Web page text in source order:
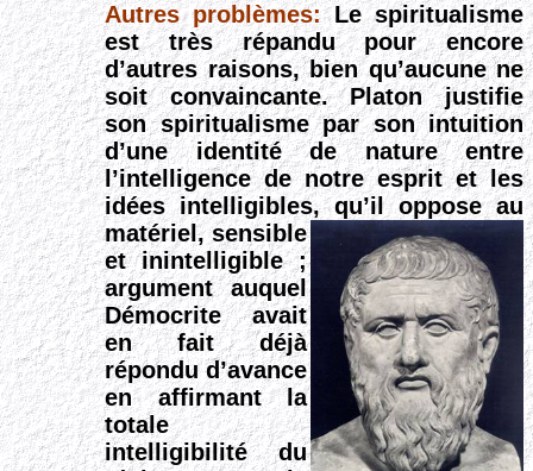
Autres problèmes:Le spiritualisme
est très répandu pour encore
d’autres raisons, bien qu’aucune ne
soit convaincante. Platon justifie
son spiritualisme par son intuition
d’une identité de nature entre
l’intelligence de notre esprit et les
idées intelligibles, qu’il oppose au
matériel, sensible
et inintelligible ;
argument auquel
Démocrite avait
en fait déjà
répondu d’avance
en affirmant la
totale
intelligibilité du